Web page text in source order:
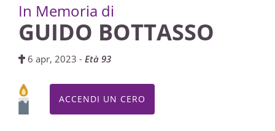
In Memoria di
GUIDO BOTTASSO
6 apr, 2023 -Età 93
ACCENDI UN CERO